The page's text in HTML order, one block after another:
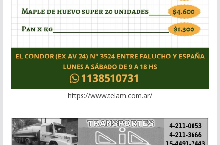
https://www.telam.com.ar/